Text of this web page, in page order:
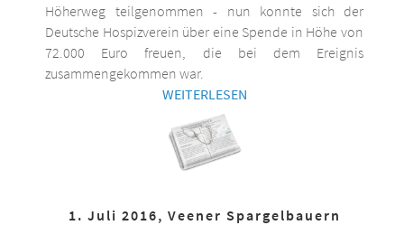
Höherweg teilgenommen - nun konnte sich der
Deutsche Hospizverein über eine Spende in Höhe von
72.000 Euro freuen, die bei dem Ereignis
zusammengekommen war.
WEITERLESEN
1. Juli 2016, Veener Spargelbauern